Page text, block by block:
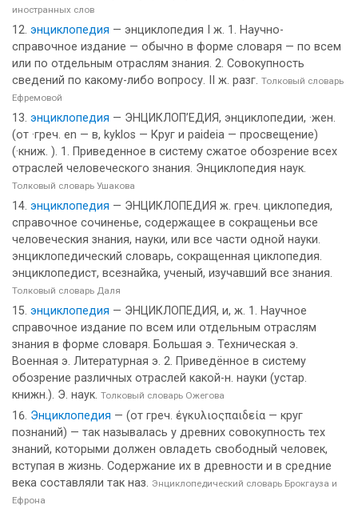
иностранных слов
энциклопедия — энциклопедия I ж. 1. Научно-
справочное издание — обычно в форме словаря — по всем
или по отдельным отраслям знания. 2. Совокупность
сведений по какому-либо вопросу. II ж. разг. Толковый словарь
Ефремовой
энциклопедия — ЭНЦИКЛОП’ЕДИЯ, энциклопедии, ·жен.
(от ·греч. en — в, kyklos — Круг и paideia — просвещение)
(·книж. ). 1. Приведенное в систему сжатое обозрение всех
отраслей человеческого знания. Энциклопедия наук.
Толковый словарь Ушакова
энциклопедия — ЭНЦИКЛОПЕДИЯ ж. греч. циклопедия,
справочное сочиненье, содержащее в сокращеньи все
человеческия знания, науки, или все части одной науки.
энциклопедический словарь, сокращенная циклопедия.
энциклопедист, всезнайка, ученый, изучавший все знания.
Толковый словарь Даля
энциклопедия — ЭНЦИКЛОПЕДИЯ, и, ж. 1. Научное
справочное издание по всем или отдельным отраслям
знания в форме словаря. Большая э. Техническая э.
Военная э. Литературная э. 2. Приведённое в систему
обозрение различных отраслей какой-н. науки (устар.
книжн.). Э. наук. Толковый словарь Ожегова
Энциклопедия — (от греч. έγκυλιοςπαιδεία — круг
познаний) — так называлась у древних совокупность тех
знаний, которыми должен овладеть свободный человек,
вступая в жизнь. Содержание их в древности и в средние
века составляли так наз. Энциклопедический словарь Брокгауза и
Ефрона